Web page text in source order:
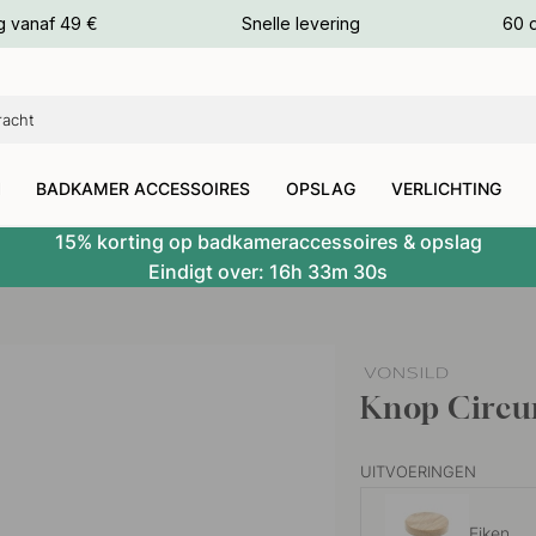
vanaf 49 € Snelle levering 60
BADKAMER ACCESSOIRES OPSLAG VERLICHTING
15% korting op badkameraccessoires & opslag
Eindigt over: 16h 33m 29s
Knop
UITVOERINGEN